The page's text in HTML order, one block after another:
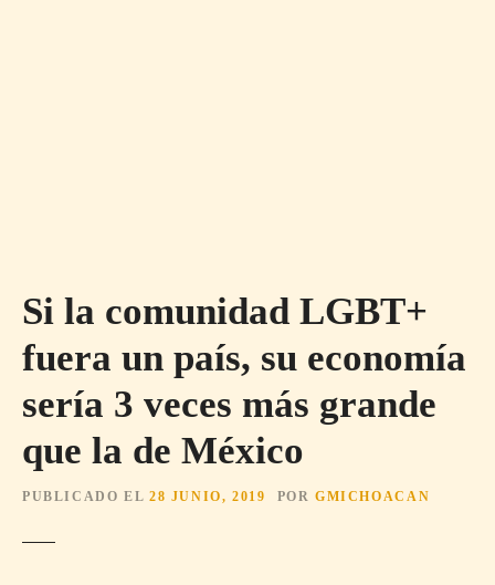
Si la comunidad LGBT+
fuera un país, su economía
sería 3 veces más grande
que la de México
PUBLICADO EL 28 JUNIO, 2019 POR GMICHOACAN